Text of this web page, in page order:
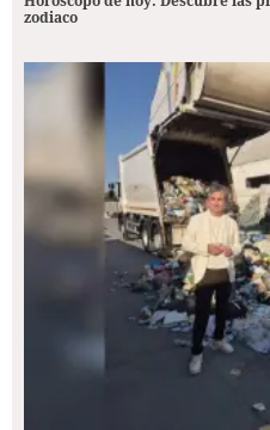
zodiaco